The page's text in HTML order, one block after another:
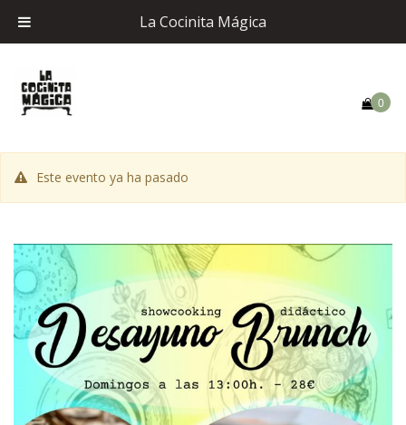
0
Este evento ya ha pasado
La Cocinita Mágica